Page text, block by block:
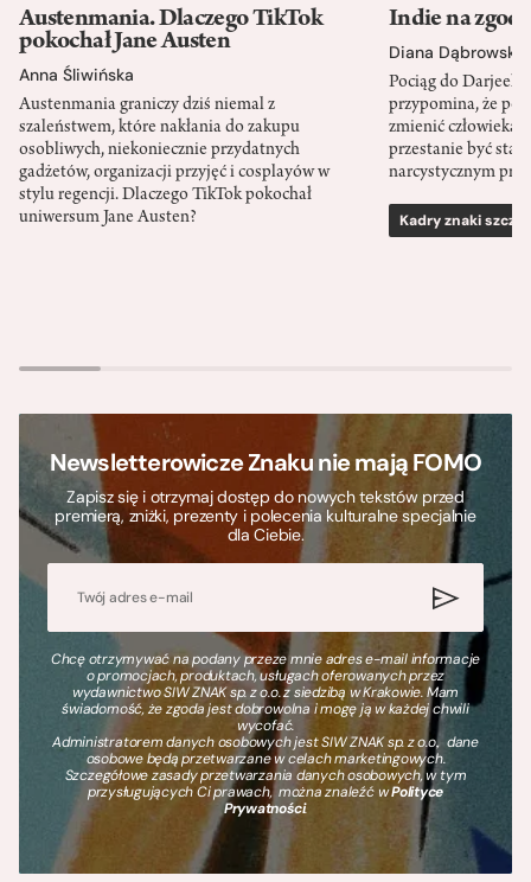
Austenmania. Dlaczego TikTok
pokochał Jane Austen
Anna Śliwińska
Austenmania graniczy dziś niemal z
szaleństwem, które nakłania do zakupu
osobliwych, niekoniecznie przydatnych
gadżetów, organizacji przyjęć i cosplayów w
stylu regencji. Dlaczego TikTok pokochał
uniwersum Jane Austen?
Indie na
Diana Dąbrowska
Pociąg do
przypomina, że
zmienić człowieka
przestanie być
narcystycznym
Kadry znaki
Newsletterowicze Znaku nie mają FOMO
Zapisz się i otrzymaj dostęp do nowych tekstów przed
premierą, zniżki, prezenty i polecenia kulturalne specjalnie
dla Ciebie.
Chcę otrzymywać na podany przeze mnie adres e-mail informacje
o promocjach, produktach, usługach oferowanych przez
wydawnictwo SIW ZNAK sp. z o.o. z siedzibą w Krakowie. Mam
świadomość, że zgoda jest dobrowolna i mogę ją w każdej chwili
wycofać.
Administratorem danych osobowych jest SIW ZNAK sp. z o.o., dane
osobowe będą przetwarzane w celach marketingowych.
Szczegółowe zasady przetwarzania danych osobowych, w tym
przysługujących Ci prawach, można znaleźć wPolityce
Prywatności.